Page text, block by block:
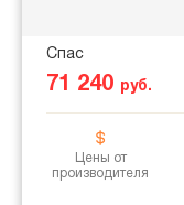
Спас
71 240 руб.
Цены от
производителя